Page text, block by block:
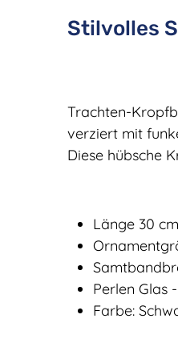
Stilvolles
Trachten-
verziert mit
Diese hübsche
Länge 30
Perlen Glas
Farbe: